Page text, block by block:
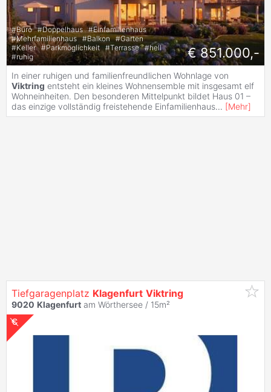
#Büro #Doppelhaus #Einfamilienhaus
#Mehrfamilienhaus #Balkon #Garten
#Keller #Parkmöglichkeit #Terrasse #hell
#ruhig € 851.000,-
In einer ruhigen und familienfreundlichen Wohnlage von
Viktring entsteht ein kleines Wohnensemble mit insgesamt elf
Wohneinheiten. Den besonderen Mittelpunkt bildet Haus 01 –
das einzige vollständig freistehende Einfamilienhaus... [Mehr]
Tiefgaragenplatz Klagenfurt Viktring
9020 Klagenfurt am Wörthersee / 15m²